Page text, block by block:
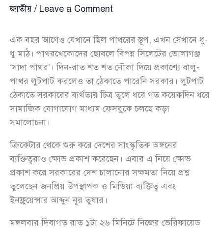
জাতীয় / Leave a Comment
এক বছর আগেও যেখানে ছিল পাথরের স্তূপ, এখন সেখানে ধু-
ধু মাঠ। পাথরখেকোদের ছোবলে বিপন্ন সিলেটের ভোলাগঞ্জ
‘সাদা পাথর’। দিন-রাত শত শত নৌকা দিয়ে প্রকাশ্যে বালু-
পাথর লুটপাট করলেও তা ঠেকাতে পারেনি সরকার। লুটপাট
ঠেকাতে সরকারের ব্যর্থতার চিত্র তুলে ধরে গত কয়েকদিন ধরে
সামাজিক যোগাযোগ মাধ্যম ফেসবুকে চলছে কড়া
সমালোচনা।
ক্রিকেটার থেকে শুরু করে দেশের সাংস্কৃতিক অঙ্গনের
ব্যক্তিত্বরাও ক্ষোভ প্রকাশ করেছেন। এবার এ নিয়ে ক্ষোভ
প্রকাশ করে সরকারের দেশ চালানোর সক্ষমতা নিয়ে প্রশ্ন
তুলেছেন জনপ্রিয় উপস্থাপক ও মিডিয়া ব্যক্তিত্ব এবং
ইনফ্লুয়েন্সার আব্দুন নূর তুষার।
মঙ্গলবার দিবাগত রাত ১টা ২৬ মিনিটে নিজের ভেরিফায়েড